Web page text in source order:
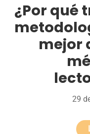
¿Por qué
mejor
29